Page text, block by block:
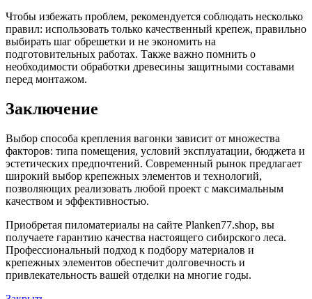
Чтобы избежать проблем, рекомендуется соблюдать несколько
правил: использовать только качественный крепеж, правильно
выбирать шаг обрешетки и не экономить на
подготовительных работах. Также важно помнить о
необходимости обработки древесины защитными составами
перед монтажом.
Заключение
Выбор способа крепления вагонки зависит от множества
факторов: типа помещения, условий эксплуатации, бюджета и
эстетических предпочтений. Современный рынок предлагает
широкий выбор крепежных элементов и технологий,
позволяющих реализовать любой проект с максимальным
качеством и эффективностью.
Приобретая пиломатериалы на сайте Planken77.shop, вы
получаете гарантию качества настоящего сибирского леса.
Профессиональный подход к подбору материалов и
крепежных элементов обеспечит долговечность и
привлекательность вашей отделки на многие годы.